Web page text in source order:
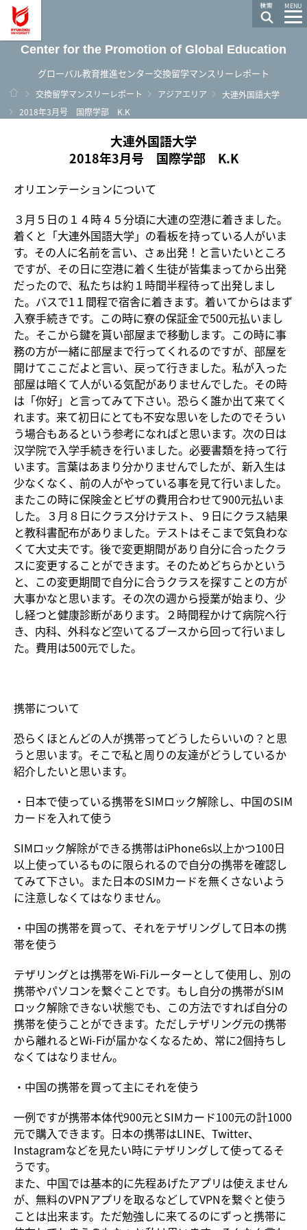
MENU
Center for the Promotion of Global Education
グローバル教育推進センター交換留学マンスリーレポート
ホーム
交換留学マンスリーレポート アジアエリア
大連外国語大学
2018年3月号 国際学部 K.K
大連外国語大学
2018年3月号 国際学部 K.K
オリエンテーションについて
３月５日の１４時４５分頃に大連の空港に着きました。
着くと「大連外国語大学」の看板を持っている人がいま
す。その人に名前を言い、さぁ出発！と言いたいところ
ですが、その日に空港に着く生徒が皆集まってから出発
だったので、私たちは約１時間半程待って出発しまし
た。バスで1１間程で宿舎に着きます。着いてからはまず
入寮手続きです。この時に寮の保証金で500元払いまし
た。そこから鍵を貰い部屋まで移動します。この時に事
務の方が一緒に部屋まで行ってくれるのですが、部屋を
開けてここだよと言い、戻って行きました。私が入った
部屋は暗くて人がいる気配がありませんでした。その時
は「你好」と言ってみて下さい。恐らく誰か出て来てく
れます。来て初日にとても不安な思いをしたのでそうい
う場合もあるという参考になればと思います。次の日は
汉学院で入学手続きを行いました。必要書類を持って行
います。言葉はあまり分かりませんでしたが、新入生は
少なくなく、前の人がやっている事を見て行いました。
またこの時に保険金とビザの費用合わせて900元払いま
した。３月８日にクラス分けテスト、９日にクラス結果
と教科書配布がありました。テストはそこまで気負わな
くて大丈夫です。後で変更期間があり自分に合ったクラ
スに変更することができます。そのためどちらかという
と、この変更期間で自分に合うクラスを探すことの方が
大事かなと思います。その次の週から授業が始まり、少
し経つと健康診断があります。２時間程かけて病院へ行
き、内科、外科など空いてるブースから回って行いまし
た。費用は500元でした。
携帯について
恐らくほとんどの人が携帯ってどうしたらいいの？と思
うと思います。そこで私と周りの友達がどうしているか
紹介したいと思います。
・日本で使っている携帯をSIMロック解除し、中国のSIM
カードを入れて使う
SIMロック解除ができる携帯はiPhone6s以上かつ100日
以上使っているものに限られるので自分の携帯を確認し
てみて下さい。また日本のSIMカードを無くさないよう
に注意しなくてはなりません。
・中国の携帯を買って、それをテザリングして日本の携
帯を使う
テザリングとは携帯をWi-Fiルーターとして使用し、別の
携帯やパソコンを繋ぐことです。もし自分の携帯がSIM
ロック解除できない状態でも、この方法ですれば自分の
携帯を使うことができます。ただしテザリング元の携帯
から離れるとWi-Fiが届かなくなるため、常に2個持ちし
なくてはなりません。
・中国の携帯を買って主にそれを使う
一例ですが携帯本体代900元とSIMカード100元の計1000
元で購入できます。日本の携帯はLINE、Twitter、
Instagramなどを見たい時にテザリングして使ってるそ
うです。
また、中国では基本的に先程あげたアプリは使えません
が、無料のVPNアプリを取るなどしてVPNを繋ぐと使う
ことは出来ます。ただ勉強しに来てるのにずっと携帯に